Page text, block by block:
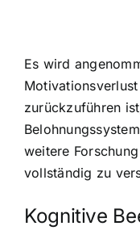
Es wird
zurückzuführen
weitere
vollständig zu
Kognitive